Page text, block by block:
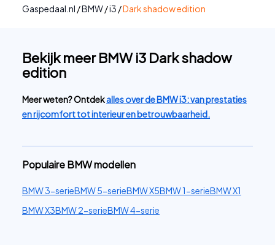
Gaspedaal.nl /BMW/i3 /Dark shadow edition
Bekijk meer BMW i3 Dark shadow
edition
Meer weten? Ontdekalles over de BMW i3: van prestaties
en rijcomfort tot interieur en betrouwbaarheid.
Populaire BMW modellen
BMW 3-serieBMW 5-serieBMW X5BMW 1-serieBMW X1
BMW X3BMW 2-serieBMW 4-serie